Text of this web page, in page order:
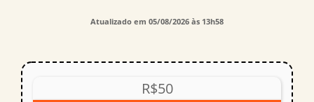
Atualizado em 05/08/2026 às 13h58
R$50